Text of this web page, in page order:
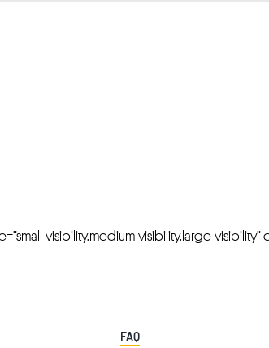
visibility,medium-visibility,large-visibility”
FAQ